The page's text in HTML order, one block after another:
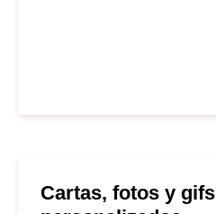
Cartas, fotos y gifs